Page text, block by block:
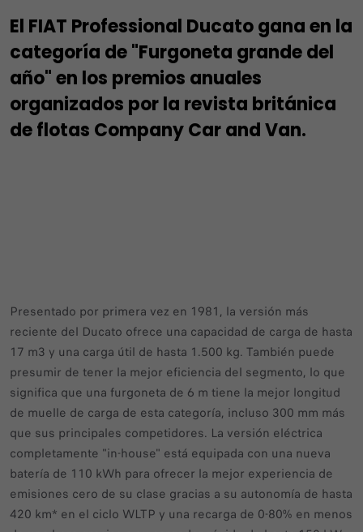
El FIAT Professional Ducato gana en la
categoría de "Furgoneta grande del
año" en los premios anuales
organizados por la revista británica
de flotas Company Car and Van.
Presentado por primera vez en 1981, la versión más
reciente del Ducato ofrece una capacidad de carga de hasta
17 m3 y una carga útil de hasta 1.500 kg. También puede
presumir de tener la mejor eficiencia del segmento, lo que
significa que una furgoneta de 6 m tiene la mejor longitud
de muelle de carga de esta categoría, incluso 300 mm más
que sus principales competidores. La versión eléctrica
completamente "in-house" está equipada con una nueva
batería de 110 kWh para ofrecer la mejor experiencia de
emisiones cero de su clase gracias a su autonomía de hasta
420 km* en el ciclo WLTP y una recarga de 0-80% en menos